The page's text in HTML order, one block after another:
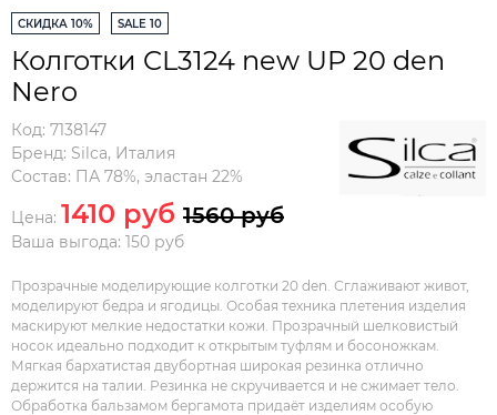
СКИДКА 10% SALE 10
Колготки CL3124 new UP 20 den
Nero
Код: 7138147
Бренд: Silca, Италия
Состав: ПА 78%, эластан 22%
Цена: 1410 руб 1560 руб
Ваша выгода: 150 руб
Прозрачные моделирующие колготки 20 den. Сглаживают живот,
моделируют бедра и ягодицы. Особая техника плетения изделия
маскируют мелкие недостатки кожи. Прозрачный шелковистый
носок идеально подходит к открытым туфлям и босоножкам.
Мягкая бархатистая двубортная широкая резинка отлично
держится на талии. Резинка не скручивается и не сжимает тело.
Обработка бальзамом бергамота придаёт изделиям особую